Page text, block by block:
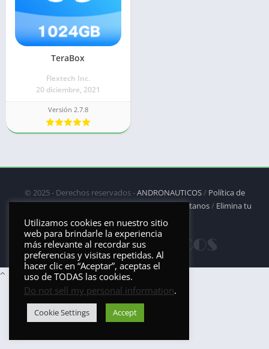
TeraBox
Flextech Inc.
20 diciembre, 2021
Versión 2.7.8
© 2025 - Derechos reservados -ANDRONAUTICOS/ Política de
privacidad/Política de Cookies/DMCA/Contáctanos/ Elimina tu
aplicación
Utilizamos cookies en nuestro sitio
web para brindarle la experiencia
más relevante al recordar sus
preferencias y visitas repetidas. Al
hacer clic en “Aceptar”, aceptas el
uso de TODAS las cookies.
Do not sell my personal information.
Cookie Settings Accept